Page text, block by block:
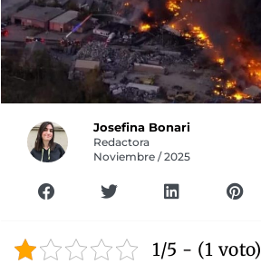
Josefina Bonari
Redactora
Noviembre / 2025
1/5 - (1 voto)